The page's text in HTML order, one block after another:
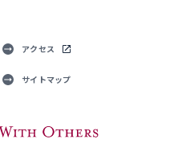
アクセス
サイトマップ